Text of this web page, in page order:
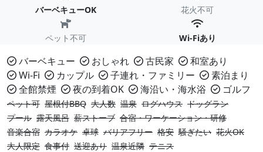
バーベキューOK 花火不可
ペット不可 Wi-Fiあり
バーベキュー おしゃれ 古民家
和室あり
Wi-Fi
カップル 子連れ・ファミリー
素泊まり
全館禁煙
夜の到着OK 海沿い・海水浴 ゴルフ
ペット可 屋根付BBQ 大人数 温泉 ログハウス ドッグラン
プール 露天風呂 薪ストーブ 合宿・ワーケーション・研修
音楽合宿 カラオケ 卓球 バリアフリー 格安 騒ぎたい 花火OK
大人限定 食事付 送迎あり 温泉近隣 テニス